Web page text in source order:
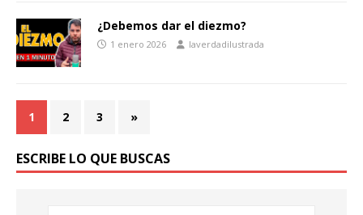
¿Debemos dar el diezmo?
1 enero 2026 laverdadilustrada
1 2 3 »
ESCRIBE LO QUE BUSCAS